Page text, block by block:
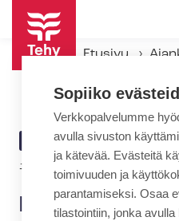
Hyppää
pääsisältöön
Etusivu
ARTIKKELIN
KATEGORIA
TIEDOTE
1.9.2015 | 21:00
Kunteko
Sopiiko
Verkkopalvelumme
avulla sivuston
ja kätevää. Evästeitä
toimivuuden ja
parantamiseksi. Osaa
tilastointiin, jonka